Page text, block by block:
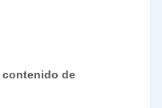
contenido de